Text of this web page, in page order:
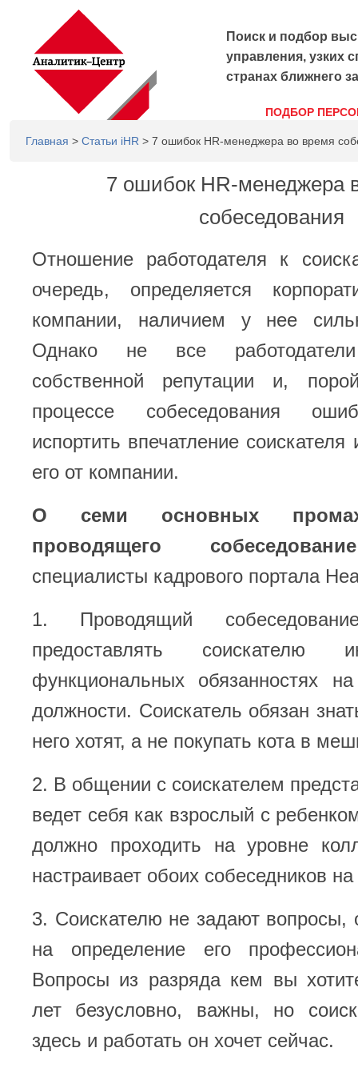
Поиск и подбор
управления, узких
странах ближнего
ПОДБОР
Главная > Статьи iHR > 7 ошибок HR-менеджера во время
7 ошибок HR-менеджера
собеседования
Отношение работодателя к
очередь, определяется
компании, наличием у нее
Однако не все
собственной репутации и,
процессе собеседования
испортить впечатление
его от компании.
О семи основных
проводящего собеседование
специалисты кадрового портала
1. Проводящий
предоставлять соискателю
функциональных обязанностях
должности. Соискатель обязан
него хотят, а не покупать кота в
2. В общении с соискателем
ведет себя как взрослый с
должно проходить на уровне
настраивает обоих собеседников
3. Соискателю не задают вопросы,
на определение его
Вопросы из разряда кем вы
лет безусловно, важны, но
здесь и работать он хочет сейчас.